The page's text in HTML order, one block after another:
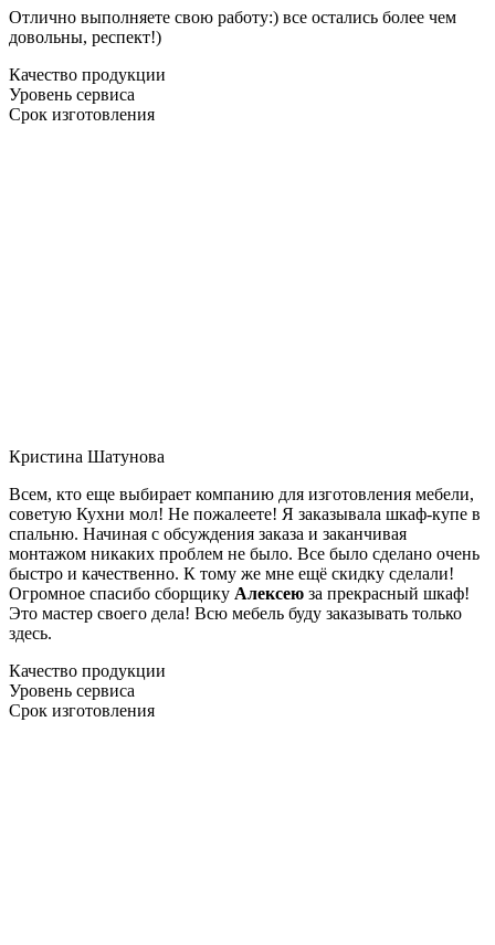
Отлично выполняете свою работу:) все остались более чем
довольны, респект!)
Качество продукции
Уровень сервиса
Срок изготовления
Кристина Шатунова
Всем, кто еще выбирает компанию для изготовления мебели,
советую Кухни мол! Не пожалеете! Я заказывала шкаф-купе в
спальню. Начиная с обсуждения заказа и заканчивая
монтажом никаких проблем не было. Все было сделано очень
быстро и качественно. К тому же мне ещё скидку сделали!
Огромное спасибо сборщику Алексею за прекрасный шкаф!
Это мастер своего дела! Всю мебель буду заказывать только
здесь.
Качество продукции
Уровень сервиса
Срок изготовления